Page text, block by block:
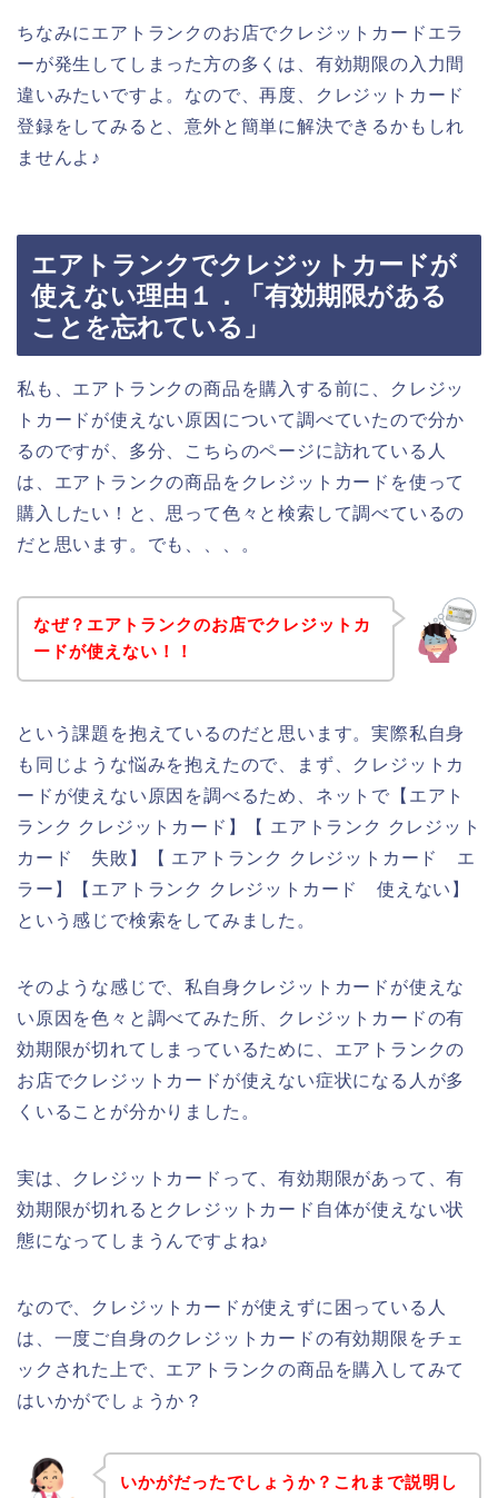
ちなみにエアトランクのお店でクレジットカードエラ
ーが発生してしまった方の多くは、有効期限の入力間
違いみたいですよ。なので、再度、クレジットカード
登録をしてみると、意外と簡単に解決できるかもしれ
ませんよ♪
エアトランクでクレジットカードが
使えない理由１．「有効期限がある
ことを忘れている」
私も、エアトランクの商品を購入する前に、クレジッ
トカードが使えない原因について調べていたので分か
るのですが、多分、こちらのページに訪れている人
は、エアトランクの商品をクレジットカードを使って
購入したい！と、思って色々と検索して調べているの
だと思います。でも、、、。
なぜ？エアトランクのお店でクレジットカ
ードが使えない！！
という課題を抱えているのだと思います。実際私自身
も同じような悩みを抱えたので、まず、クレジットカ
ードが使えない原因を調べるため、ネットで【エアト
ランク クレジットカード】【 エアトランク クレジット
カード 失敗】【 エアトランク クレジットカード エ
ラー】【エアトランク クレジットカード 使えない】
という感じで検索をしてみました。
そのような感じで、私自身クレジットカードが使えな
い原因を色々と調べてみた所、クレジットカードの有
効期限が切れてしまっているために、エアトランクの
お店でクレジットカードが使えない症状になる人が多
くいることが分かりました。
実は、クレジットカードって、有効期限があって、有
効期限が切れるとクレジットカード自体が使えない状
態になってしまうんですよね♪
なので、クレジットカードが使えずに困っている人
は、一度ご自身のクレジットカードの有効期限をチェ
ックされた上で、エアトランクの商品を購入してみて
はいかがでしょうか？
いかがだったでしょうか？これまで説明し